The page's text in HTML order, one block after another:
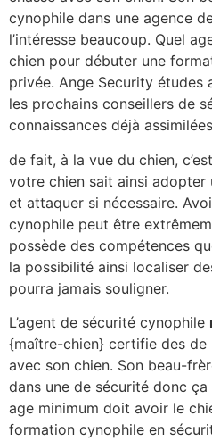
cynophile dans une agence
l’intéresse beaucoup. Quel
chien pour débuter une
privée. Ange Security
les prochains conseillers de
connaissances déjà
de fait, à la vue du chien,
votre chien sait ainsi adopter
et attaquer si nécessaire.
cynophile peut être
possède des compétences
la possibilité ainsi localiser
pourra jamais souligner.
L’agent de sécurité cynophile
{maître-chien} certifie des
avec son chien. Son beau-
dans une de sécurité donc ça
age minimum doit avoir le
formation cynophile en